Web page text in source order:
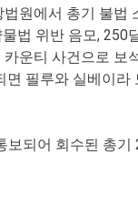
원에서 총기 불법
법 위반 음모,
운티 사건으로
필루와 실베이
보되어 회수된 총